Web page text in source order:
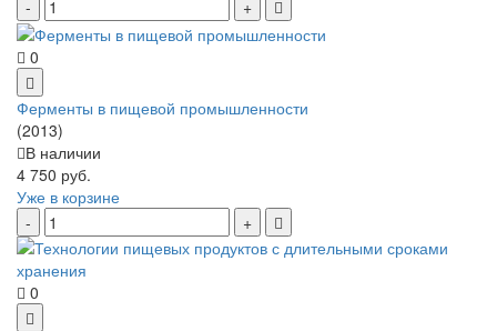
0
Ферменты в пищевой промышленности
(2013)
В наличии
4 750 руб.
Уже в корзине
0